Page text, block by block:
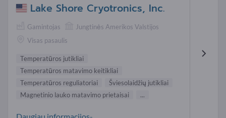
Lake Shore Cryotronics, Inc.
Gamintojas
Jungtinės Amerikos Valstijos
Visas pasaulis
Temperatūros jutikliai
Temperatūros matavimo keitikliai
Temperatūros reguliatoriai
Šviesolaidžių jutikliai
Magnetinio lauko matavimo prietaisai
...